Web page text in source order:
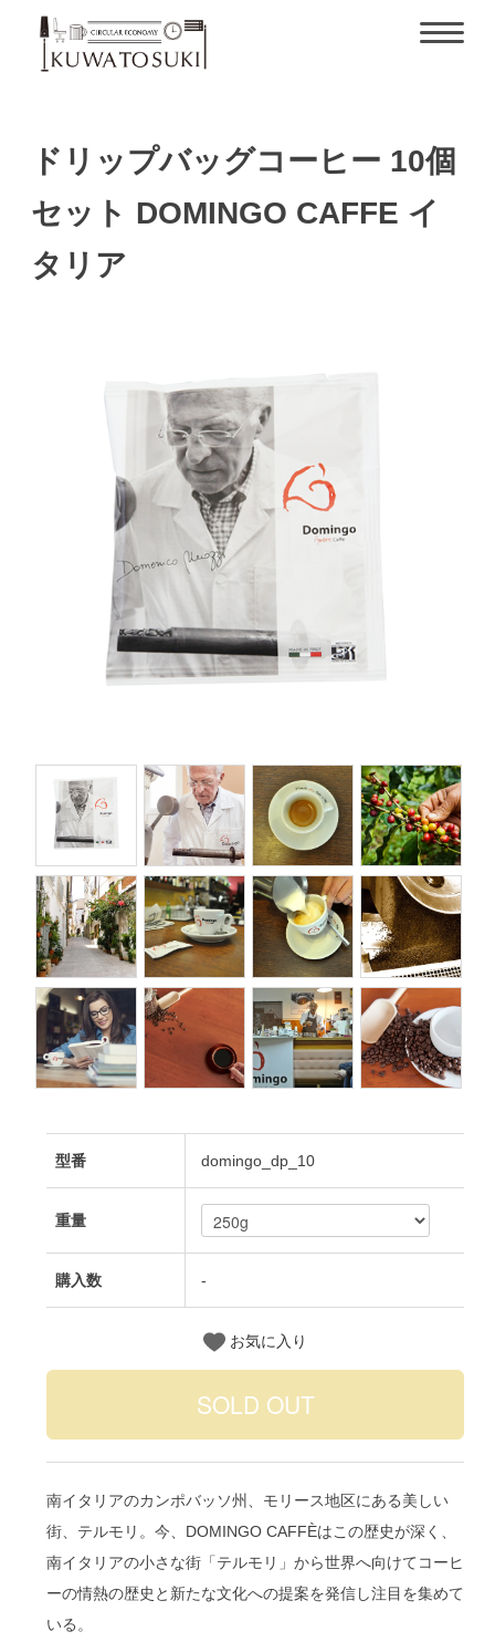
ドリップバッグコーヒー 10個
セット DOMINGO CAFFE イ
タリア
型番 domingo_dp_10
重量
購入数 -
お気に入り
南イタリアのカンポバッソ州、モリース地区にある美しい
街、テルモリ。今、DOMINGO CAFFÈはこの歴史が深く、
南イタリアの小さな街「テルモリ」から世界へ向けてコーヒ
ーの情熱の歴史と新たな文化への提案を発信し注目を集めて
いる。